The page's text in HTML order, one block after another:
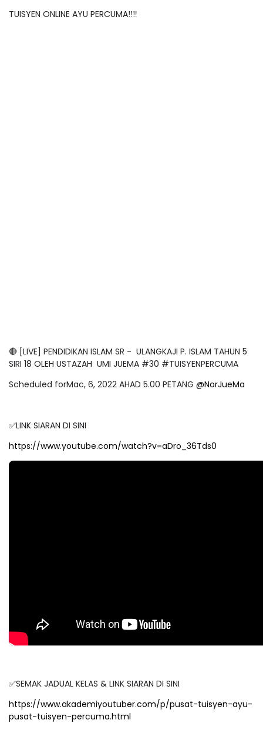
TUISYEN ONLINE AYU PERCUMA‼️‼️
🔴 [LIVE] PENDIDIKAN ISLAM SR - ULANGKAJI P. ISLAM TAHUN 5
SIRI 18 OLEH USTAZAH UMI JUEMA #30 #TUISYENPERCUMA
Scheduled forMac, 6, 2022 AHAD 5.00 PETANG @NorJueMa
✅LINK SIARAN DI SINI
https://www.youtube.com/watch?v=aDro_36Tds0
✅SEMAK JADUAL KELAS & LINK SIARAN DI SINI
https://www.akademiyoutuber.com/p/pusat-tuisyen-ayu-
pusat-tuisyen-percuma.html